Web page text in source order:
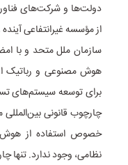
هوش مصنوعی و رباتیک
برای توسعه سیستم‌های
چارچوب قانونی
خصوص استفاده از هوش
نظامی، وجود ندارد. تنها